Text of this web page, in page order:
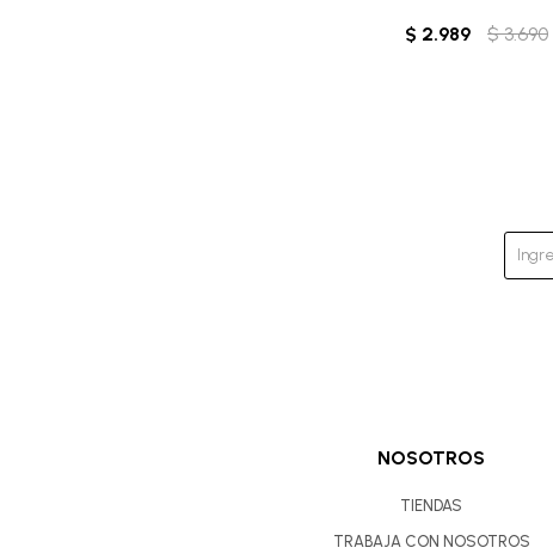
$ 2.989 $ 3.690
NOSOTROS
TIENDAS
TRABAJA CON NOSOTROS